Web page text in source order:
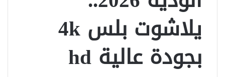
يلاشوت بلس 4k
بجودة عالية hd